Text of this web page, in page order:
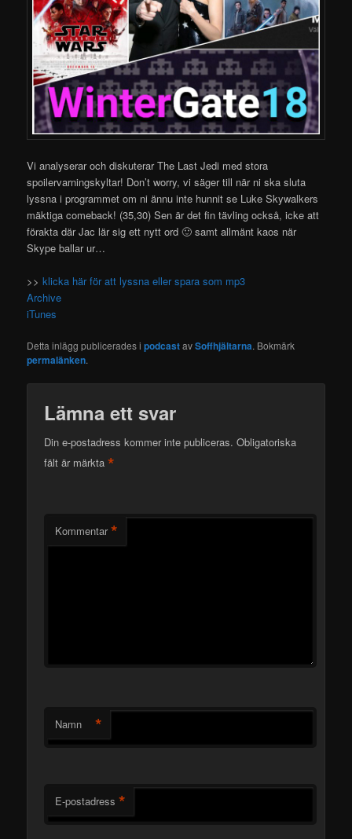
Vi analyserar och diskuterar The Last Jedi med stora
spoilervarningskyltar! Don’t worry, vi säger till när ni ska sluta
lyssna i programmet om ni ännu inte hunnit se LukeSkywalkers
mäktiga comeback! (35,30) Sen är det fin tävling också, icke att
förakta där Jac lär sig ett nytt ord 🙂 samt allmänt kaos när
Skype ballar ur…
>>klicka här för att lyssna eller spara som mp3
Archive
iTunes
Detta inlägg publicerades ipodcastavSoffhjältarna. Bokmärk
permalänken.
Lämna ett svar
Din e-postadress kommer inte publiceras. Obligatoriska
fält är märkta*
Kommentar *
Namn *
E-postadress *